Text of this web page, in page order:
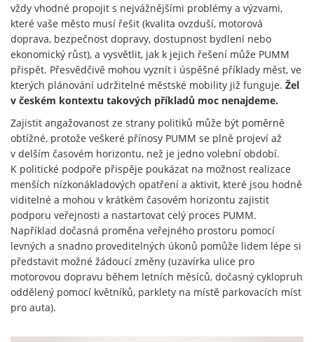
vždy vhodné propojit s nejvážnějšími problémy a výzvami,
které vaše město musí řešit (kvalita ovzduší, motorová
doprava, bezpečnost dopravy, dostupnost bydlení nebo
ekonomický růst), a vysvětlit, jak k jejich řešení může PUMM
přispět. Přesvědčivě mohou vyznít i úspěšné příklady měst, ve
kterých plánování udržitelné městské mobility již funguje. Žel
v českém kontextu takových příkladů moc nenajdeme.
Zajistit angažovanost ze strany politiků může být poměrně
obtížné, protože veškeré přínosy PUMM se plně projeví až
v delším časovém horizontu, než je jedno volební období.
K politické podpoře přispěje poukázat na možnost realizace
menších nízkonákladových opatření a aktivit, které jsou hodně
viditelné a mohou v krátkém časovém horizontu zajistit
podporu veřejnosti a nastartovat celý proces PUMM.
Například dočasná proměna veřejného prostoru pomocí
levných a snadno proveditelných úkonů pomůže lidem lépe si
představit možné žádoucí změny (uzavírka ulice pro
motorovou dopravu během letních měsíců, dočasný cyklopruh
oddělený pomocí květníků, parklety na místě parkovacích míst
pro auta).